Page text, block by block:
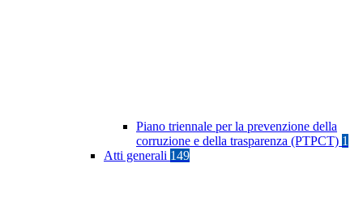
Piano triennale per la prevenzione della
corruzione e della trasparenza (PTPCT) 1
Atti generali 149